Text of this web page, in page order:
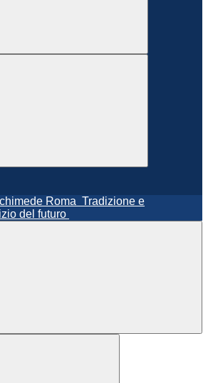
Roma Tradizione e
del futuro